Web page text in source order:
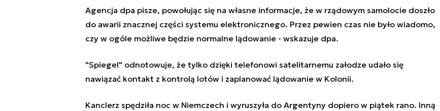
Agencja dpa pisze, powołując się na własne informacje, że w rządowym samolocie doszło
do awarii znacznej części systemu elektronicznego. Przez pewien czas nie było wiadomo,
czy w ogóle możliwe będzie normalne lądowanie - wskazuje dpa.
"Spiegel" odnotowuje, że tylko dzięki telefonowi satelitarnemu załodze udało się
nawiązać kontakt z kontrolą lotów i zaplanować lądowanie w Kolonii.
Kanclerz spędziła noc w Niemczech i wyruszyła do Argentyny dopiero w piątek rano. Inną